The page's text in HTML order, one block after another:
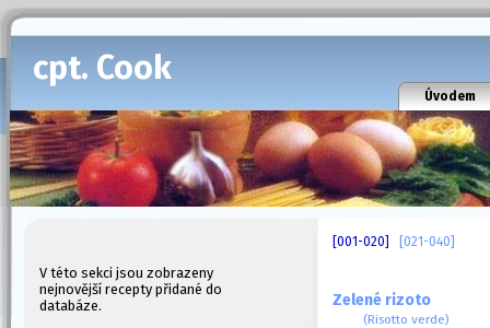
cpt. Cook
Úvodem
V této sekci jsou zobrazeny
nejnovější recepty přidané do
databáze.
[001-020] [021-040]
Zelené rizoto
(Risotto verde)